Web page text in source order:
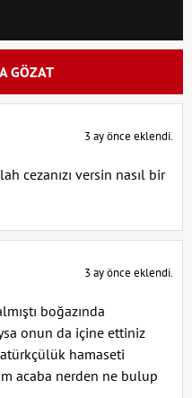
GÖZAT
3 ay önce eklendi.
cezanızı versin nasıl bir
3 ay önce eklendi.
boğazında
onun da içine ettiniz
hamaseti
acaba nerden ne bulup